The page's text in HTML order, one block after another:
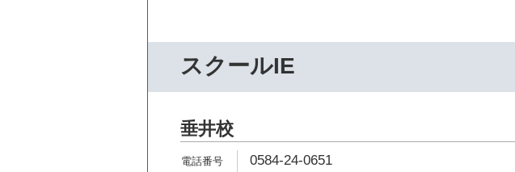
スクールIE
垂井校
0584-24-0651